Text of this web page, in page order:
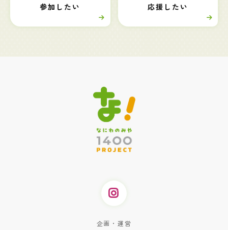
参加したい 応援したい
企画・運営